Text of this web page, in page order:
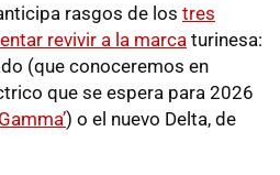
rasgos de los tres
revivir a la marca turinesa:
(que conoceremos en
que se espera para 2026
) o el nuevo Delta, de